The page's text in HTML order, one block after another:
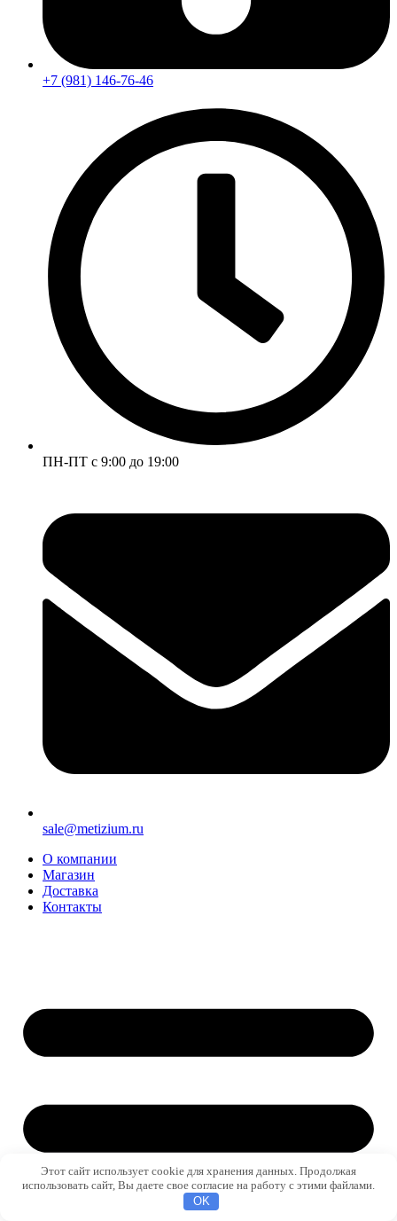
+7 (981) 146-76-46
ПН-ПТ с 9:00 до 19:00
sale@metizium.ru
О компании
Магазин
Доставка
Контакты
Этот сайт использует cookie для хранения данных. Продолжая
использовать сайт, Вы даете свое согласие на работу с этими файлами.
OK